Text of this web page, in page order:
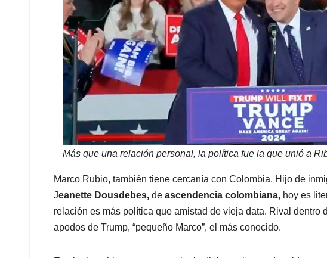
Más que una relación personal, la política fue la que unió a
Marco Rubio, también tiene cercanía con Colombia. Hijo de
Jeanette Dousdebes, de ascendencia colombiana, hoy es
relación es más política que amistad de vieja data. Rival dentro
apodos de Trump, “pequeño Marco”, el más conocido.